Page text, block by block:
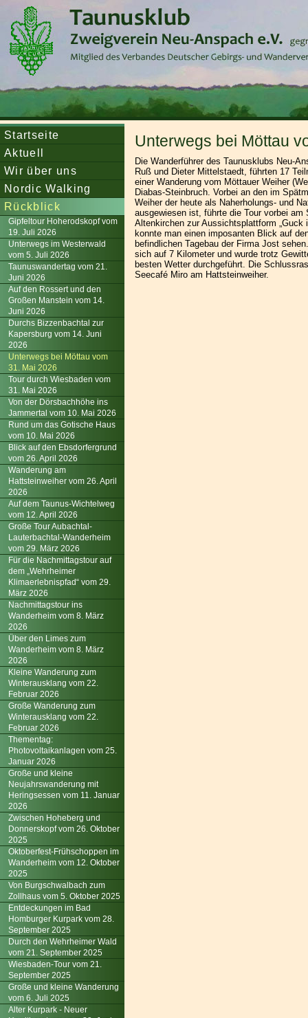
Startseite
Aktuell
Wir über uns
Nordic Walking
Rückblick
Gipfeltour Hoherodskopf vom
19. Juli 2026
Unterwegs im Westerwald
vom 5. Juli 2026
Taunuswandertag vom 21.
Juni 2026
Auf den Rossert und den
Großen Manstein vom 14.
Juni 2026
Durchs Bizzenbachtal zur
Kapersburg vom 14. Juni
2026
Unterwegs bei Möttau vom
31. Mai 2026
Tour durch Wiesbaden vom
31. Mai 2026
Von der Dörsbachhöhe ins
Jammertal vom 10. Mai 2026
Rund um das Gotische Haus
vom 10. Mai 2026
Blick auf den Ebsdorfergrund
vom 26. April 2026
Wanderung am
Hattsteinweiher vom 26. April
2026
Auf dem Taunus-Wichtelweg
vom 12. April 2026
Große Tour Aubachtal-
Lauterbachtal-Wanderheim
vom 29. März 2026
Für die Nachmittagstour auf
dem „Wehrheimer
Klimaerlebnispfad“ vom 29.
März 2026
Nachmittagstour ins
Wanderheim vom 8. März
2026
Über den Limes zum
Wanderheim vom 8. März
2026
Kleine Wanderung zum
Winterausklang vom 22.
Februar 2026
Große Wanderung zum
Winterausklang vom 22.
Februar 2026
Thementag:
Photovoltaikanlagen vom 25.
Januar 2026
Große und kleine
Neujahrswanderung mit
Heringsessen vom 11. Januar
2026
Zwischen Hoheberg und
Donnerskopf vom 26. Oktober
2025
Oktoberfest-Frühschoppen im
Wanderheim vom 12. Oktober
2025
Von Burgschwalbach zum
Zollhaus vom 5. Oktober 2025
Entdeckungen im Bad
Homburger Kurpark vom 28.
September 2025
Durch den Wehrheimer Wald
vom 21. September 2025
Wiesbaden-Tour vom 21.
September 2025
Große und kleine Wanderung
vom 6. Juli 2025
Alter Kurpark - Neuer
Unterwegs bei Möttau
Die Wanderführer des Taunusklubs Neu-
Ruß und Dieter Mittelstaedt, führten 17
einer Wanderung vom Möttauer Weiher
Diabas-Steinbruch. Vorbei an den im
Weiher der heute als Naherholungs- und
ausgewiesen ist, führte die Tour vorbei am
Altenkirchen zur Aussichtsplattform „Guck
konnte man einen imposanten Blick auf
befindlichen Tagebau der Firma Jost
sich auf 7 Kilometer und wurde trotz
besten Wetter durchgeführt. Die
Seecafé Miro am Hattsteinweiher.